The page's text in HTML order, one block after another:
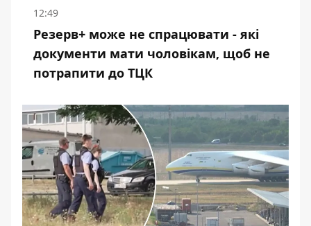
12:49
Резерв+ може не спрацювати - які
документи мати чоловікам, щоб не
потрапити до ТЦК